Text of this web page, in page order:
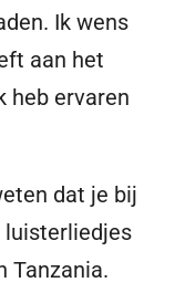
Ik wens
aan het
heb ervaren
dat je bij
luisterliedjes
Tanzania.